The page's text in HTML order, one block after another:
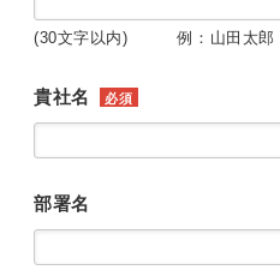
(30文字以内) 例：山田太郎
貴社名 必須
部署名